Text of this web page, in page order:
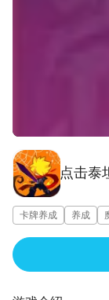
点击泰
卡牌养成 养成